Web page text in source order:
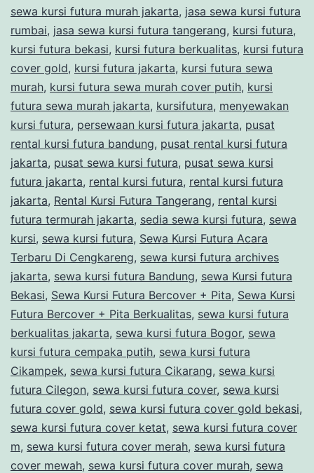
sewa kursi futura murah jakarta, jasa sewa kursi futura
rumbai, jasa sewa kursi futura tangerang, kursi futura,
kursi futura bekasi, kursi futura berkualitas, kursi futura
cover gold, kursi futura jakarta, kursi futura sewa
murah, kursi futura sewa murah cover putih, kursi
futura sewa murah jakarta, kursifutura, menyewakan
kursi futura, persewaan kursi futura jakarta, pusat
rental kursi futura bandung, pusat rental kursi futura
jakarta, pusat sewa kursi futura, pusat sewa kursi
futura jakarta, rental kursi futura, rental kursi futura
jakarta, Rental Kursi Futura Tangerang, rental kursi
futura termurah jakarta, sedia sewa kursi futura, sewa
kursi, sewa kursi futura, Sewa Kursi Futura Acara
Terbaru Di Cengkareng, sewa kursi futura archives
jakarta, sewa kursi futura Bandung, sewa Kursi futura
Bekasi, Sewa Kursi Futura Bercover + Pita, Sewa Kursi
Futura Bercover + Pita Berkualitas, sewa kursi futura
berkualitas jakarta, sewa kursi futura Bogor, sewa
kursi futura cempaka putih, sewa kursi futura
Cikampek, sewa kursi futura Cikarang, sewa kursi
futura Cilegon, sewa kursi futura cover, sewa kursi
futura cover gold, sewa kursi futura cover gold bekasi,
sewa kursi futura cover ketat, sewa kursi futura cover
m, sewa kursi futura cover merah, sewa kursi futura
cover mewah, sewa kursi futura cover murah, sewa